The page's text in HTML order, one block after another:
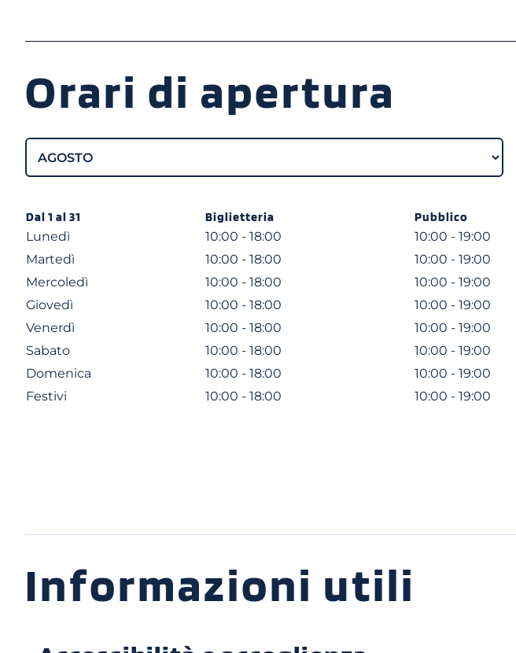
Orari di apertura
Dal 1 al 31 Biglietteria
Pubblico
Lunedì
10:00 - 18:00
10:00 - 19:00
Martedì
10:00 - 18:00
10:00 - 19:00
Mercoledì
10:00 - 18:00
10:00 - 19:00
Giovedì
10:00 - 18:00
10:00 - 19:00
Venerdì
10:00 - 18:00
10:00 - 19:00
Sabato
10:00 - 18:00
10:00 - 19:00
Domenica
10:00 - 18:00
10:00 - 19:00
Festivi
10:00 - 18:00 10:00 - 19:00
Informazioni utili